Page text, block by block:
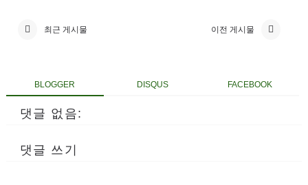
최근 게시물 이전 게시물
BLOGGER DISQUS FACEBOOK
댓글 없음:
댓글 쓰기